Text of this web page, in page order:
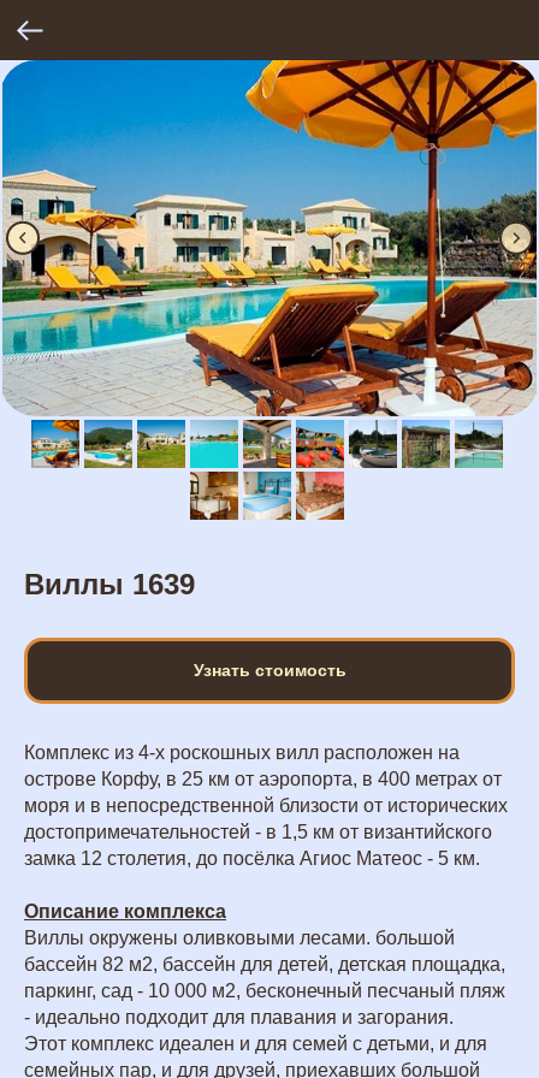
Виллы 1639
Узнать стоимость
Комплекс из 4-х роскошных вилл расположен на
острове Корфу, в 25 км от аэропорта, в 400 метрах от
моря и в непосредственной близости от исторических
достопримечательностей - в 1,5 км от византийского
замка 12 столетия, до посёлка Агиос Матеос - 5 км.
Описание комплекса
Виллы окружены оливковыми лесами. большой
бассейн 82 м2, бассейн для детей, детская площадка,
паркинг, сад - 10 000 м2, бесконечный песчаный пляж
- идеально подходит для плавания и загорания.
Этот комплекс идеален и для семей с детьми, и для
семейных пар, и для друзей, приехавших большой